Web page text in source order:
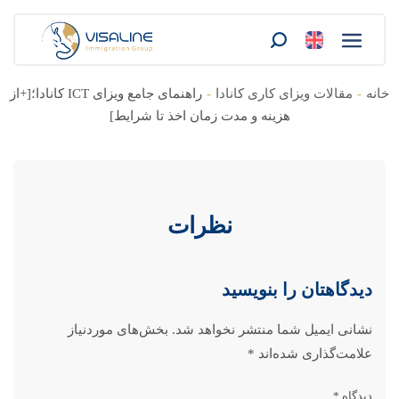
خانه - مقالات ویزای کاری کانادا -
راهنمای جامع ویزای ICT کانادا؛[+از
هزینه و مدت زمان اخذ تا شرایط]
نظرات
دیدگاهتان را بنویسید
نشانی ایمیل شما منتشر نخواهد شد. بخش‌های موردنیاز
علامت‌گذاری شده‌اند *
دیدگاه *